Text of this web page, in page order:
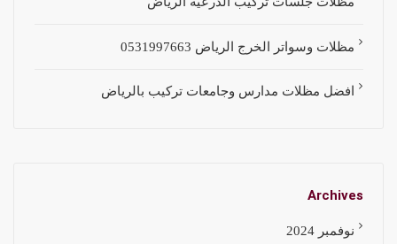
مظلات وسواتر الخرج الرياض 0531997663
افضل مظلات مدارس وجامعات تركيب بالرياض
Archives
نوفمبر 2024